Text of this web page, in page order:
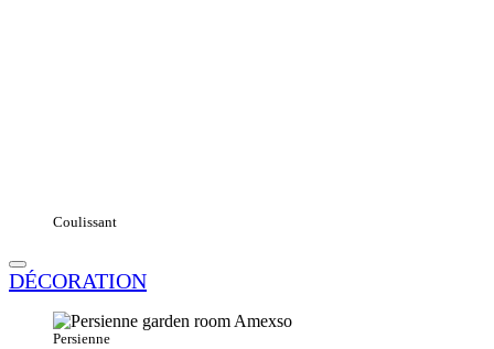
Coulissant
DÉCORATION
Persienne